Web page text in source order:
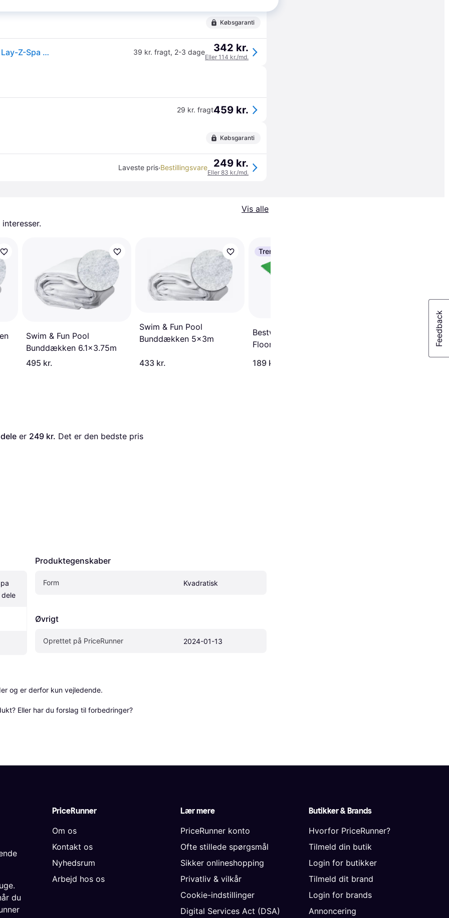
Købsgaranti
(ComputerSalg) Ramiz Beskyttelsesmåtte til jacuzzi Lay-Z-Spa BESTWAY 39 kr. fragt, 2-3 dage 342 kr.
Eller 114 kr./md.
29 kr. fragt459 kr.
Købsgaranti
Laveste pris·Bestillingsvare 249 kr.
Eller 83 kr./md.
Vis alle
Swim & Fun Pool
Bunddækken 6.1x3.75m
495 kr.
Swim & Fun Pool
Bunddækken 5x3m
433 kr.
Trender
Bestway Flowclear Pool
Floor Protection Tile Set
189 kr.
er 249 kr. Det er den bedste pris
Produktegenskaber
Form Kvadratisk
Øvrigt
Oprettet på PriceRunner 2024-01-13
og er derfor kun vejledende.
Eller har du forslag til forbedringer?
PriceRunner
Om os
Kontakt os
Nyhedsrum
Arbejd hos os
Lær mere
PriceRunner konto
Ofte stillede spørgsmål
Sikker onlineshopping
Privatliv & vilkår
Cookie-indstillinger
Digital Services Act (DSA)
Butikker & Brands
Hvorfor PriceRunner?
Tilmeld din butik
Login for butikker
Tilmeld dit brand
Login for brands
Annoncering
du